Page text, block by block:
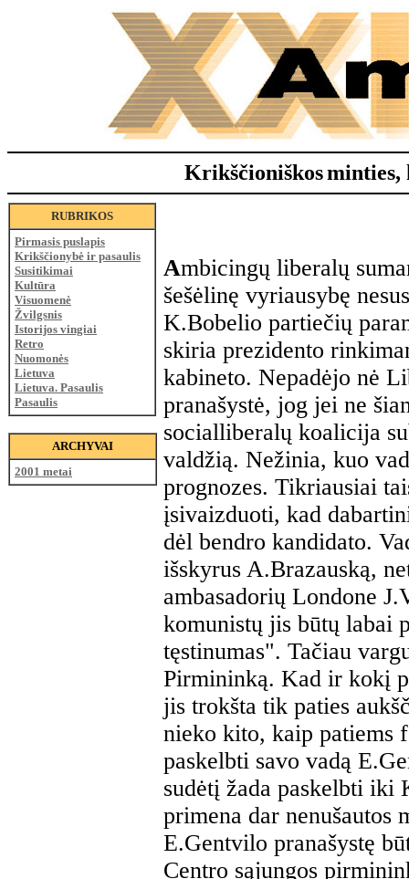
Krikščioniškosminties,
RUBRIKOS
Pirmasis puslapis
Krikščionybė ir pasaulis
Susitikimai
Kultūra
Visuomenė
Žvilgsnis
Istorijos vingiai
Retro
Nuomonės
Lietuva
Lietuva. Pasaulis
Pasaulis
ARCHYVAI
2001 metai
Ambicingų liberalų
šešėlinę vyriausybę
K.Bobelio partiečių
skiria prezidento
kabineto. Nepadėjo nė
pranašystė, jog jei ne
socialliberalų koalicija
valdžią. Nežinia, kuo
prognozes. Tikriausiai
įsivaizduoti, kad
dėl bendro kandidato.
išskyrus A.Brazauską,
ambasadorių Londone
komunistų jis būtų labai
tęstinumas". Tačiau
Pirmininką. Kad ir kokį
jis trokšta tik paties
nieko kito, kaip patiems
paskelbti savo vadą
sudėtį žada paskelbti
primena dar
E.Gentvilo pranašystę
Centro sąjungos